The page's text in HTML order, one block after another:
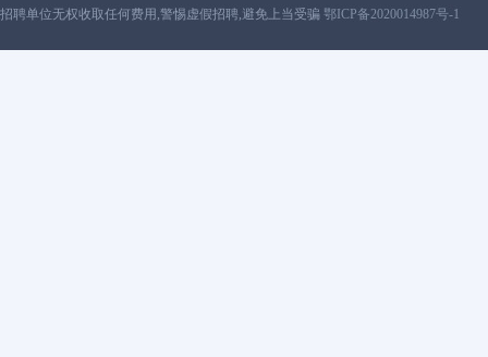
招聘单位无权收取任何费用,警惕虚假招聘,避免上当受骗 鄂ICP备2020014987号-1